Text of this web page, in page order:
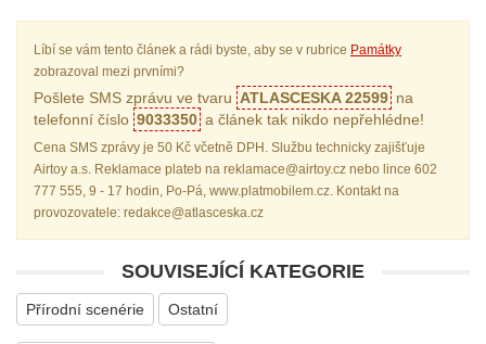
Líbí se vám tento článek a rádi byste, aby se v rubrice Památky
zobrazoval mezi prvními?
Pošlete SMS zprávu ve tvaru ATLASCESKA 22599 na
telefonní číslo 9033350 a článek tak nikdo nepřehlédne!
Cena SMS zprávy je 50 Kč včetně DPH. Službu technicky zajišťuje
Airtoy a.s. Reklamace plateb na reklamace@airtoy.cz nebo lince 602
777 555, 9 - 17 hodin, Po-Pá, www.platmobilem.cz. Kontakt na
provozovatele: redakce@atlasceska.cz
SOUVISEJÍCÍ KATEGORIE
Přírodní scenérie Ostatní